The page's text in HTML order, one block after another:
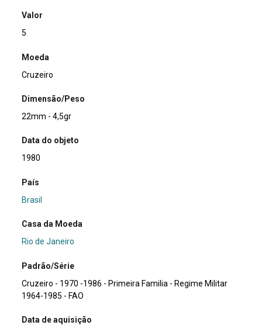
Valor
5
Moeda
Cruzeiro
Dimensão/Peso
22mm - 4,5gr
Data do objeto
1980
País
Brasil
Casa da Moeda
Rio de Janeiro
Padrão/Série
Cruzeiro - 1970 -1986 - Primeira Familia - Regime Militar
1964-1985 - FAO
Data de aquisição